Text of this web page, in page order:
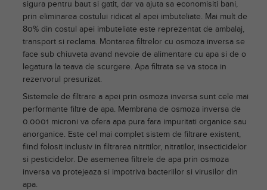
sigura pentru baut si gatit, dar va ajuta sa economisiti bani,
prin eliminarea costului ridicat al apei imbuteliate. Mai mult de
80% din costul apei imbuteliate este reprezentat de ambalaj,
transport si reclama. Montarea filtrelor cu osmoza inversa se
face sub chiuveta avand nevoie de alimentare cu apa si de o
legatura la teava de scurgere. Apa filtrata se va stoca in
rezervorul presurizat.
Sistemele de filtrare a apei prin osmoza inversa sunt cele mai
performante filtre de apa. Membrana de osmoza inversa de
0.0001 microni va ofera apa pura fara impuritati organice sau
anorganice. Este cel mai complet sistem de filtrare existent,
fiind folosit inclusiv in filtrarea nitritilor, nitratilor, insecticidelor
si pesticidelor. De asemenea filtrele de apa prin osmoza
inversa va protejeaza si impotriva bacteriilor si virusilor din
apa.